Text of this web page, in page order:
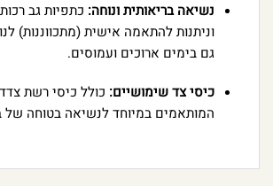
נשיאה בריאותית ונוחה: כתפיות גב
וניתנות להתאמה אישית (מתכווננות)
גם בימים ארוכים ועמוסים.
כיסי צד שימושיים: כולל כיסי רשת
המותאמים במיוחד לנשיאה בטוחה של